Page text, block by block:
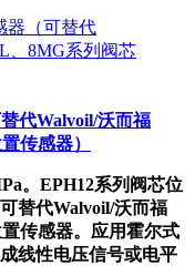
代Walvoil/沃而福
传感器）
。EPH12系列阀芯位
替代Walvoil/沃而福
传感器。应用霍尔式
线性电压信号或电平